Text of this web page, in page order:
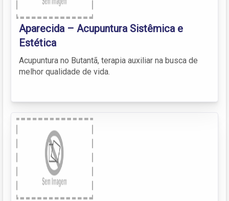
Aparecida – Acupuntura Sistêmica e
Estética
Acupuntura no Butantã, terapia auxiliar na busca de
melhor qualidade de vida.